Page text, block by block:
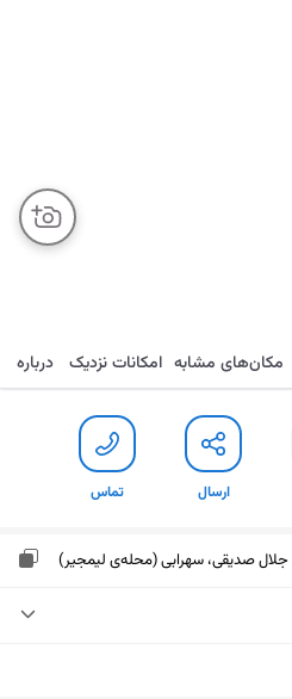
ارسال تماس مکان‌های مشابه امکانات نزدیک درباره
ارسال تماس
صدیقی، سهرابی (محله‌ی لیمجیر)